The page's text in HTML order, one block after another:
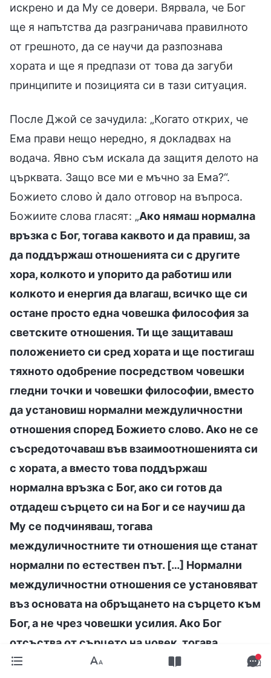
искрено и да Му се довери. Вярвала, че Бог
ще я напътства да разграничава правилното
от грешното, да се научи да разпознава
хората и ще я предпази от това да загуби
принципите и позицията си в тази ситуация.
После Джой се зачудила: „Когато открих, че
Ема прави нещо нередно, я докладвах на
водача. Явно съм искала да защитя делото на
църквата. Защо все ми е мъчно за Ема?“.
Божието слово ѝ дало отговор на въпроса.
Божиите слова гласят: „Ако нямаш нормална
връзка с Бог, тогава каквото и да правиш, за
да поддържаш отношенията си с другите
хора, колкото и упорито да работиш или
колкото и енергия да влагаш, всичко ще си
остане просто една човешка философия за
светските отношения. Ти ще защитаваш
положението си сред хората и ще постигаш
тяхното одобрение посредством човешки
гледни точки и човешки философии, вместо
да установиш нормални междуличностни
отношения според Божието слово. Ако не се
съсредоточаваш във взаимоотношенията си
с хората, а вместо това поддържаш
нормална връзка с Бог, ако си готов да
отдадеш сърцето си на Бог и се научиш да
Му се подчиняваш, тогава
междуличностните ти отношения ще станат
нормални по естествен път. […] Нормални
междуличностни отношения се установяват
въз основата на обръщането на сърцето към
Бог, а не чрез човешки усилия. Ако Бог
отсъства от сърцето на човек, тогава
отношенията му с другите хора си остават